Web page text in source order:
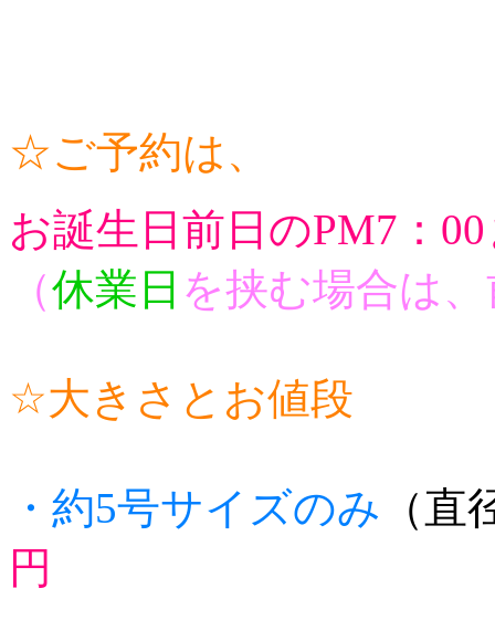
☆ご予約は、
お誕生日前日のPM7：
（休業日 を挟む場合は
☆大きさとお値段
・約5号サイズのみ （
円